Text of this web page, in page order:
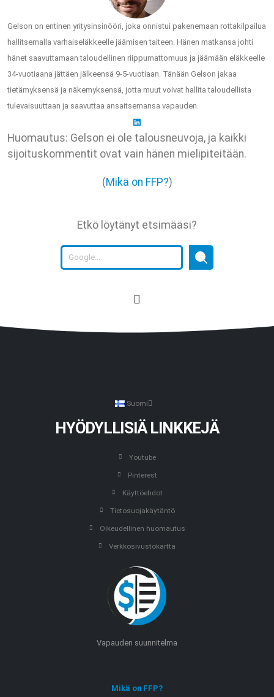
Gelson on entinen yritysinsinööri, joka onnistui pakenemaan rottakilpailua
hallitsemalla varhaiseläkkeelle jäämisen taiteen. Hänen matkansa johti
hänet saavuttamaan taloudellinen riippumattomuus ja jäämään eläkkeelle
34-vuotiaana jättäen jälkeensä 9-5-vuotiaan. Tänään Gelson jakaa
tietämyksensä ja näkemyksensä, jotta muut voivat hallita taloudellista
tulevaisuuttaan ja saavuttaa ansaitsemansa vapauden.
Huomautus: Gelson ei ole talousneuvoja, ja kaikki
sijoituskommentit ovat vain hänen mielipiteitään.
(Mikä on FFP?)
Etkö löytänyt etsimääsi?
Suomi
HYÖDYLLISIÄ LINKKEJÄ
Youtube
Pinterest
Käyttöehdot
Tietosuojakäytäntö
Oikeudellinen huomautus
Verkkosivustokartta
Vapauden suunnitelma
Mikä on FFP?